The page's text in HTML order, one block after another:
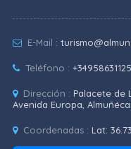
E-Mail :
Teléfono : +34958631125
Dirección : Palacete de
Avenida Europa,
Coordenadas : Lat: